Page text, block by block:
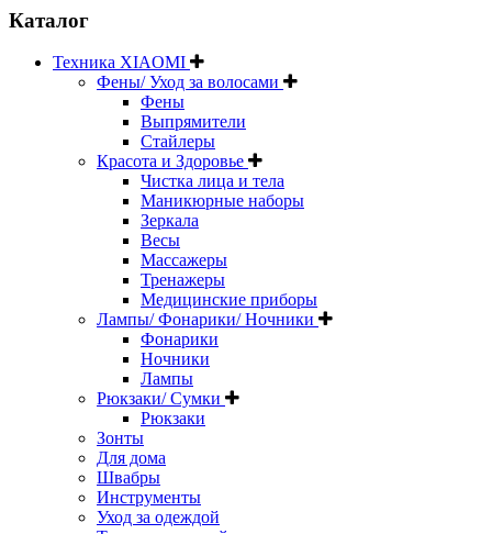
Каталог
Техника XIAOMI
Фены/ Уход за волосами
Фены
Выпрямители
Стайлеры
Красота и Здоровье
Чистка лица и тела
Маникюрные наборы
Зеркала
Весы
Массажеры
Тренажеры
Медицинские приборы
Лампы/ Фонарики/ Ночники
Фонарики
Ночники
Лампы
Рюкзаки/ Сумки
Рюкзаки
Зонты
Для дома
Швабры
Инструменты
Уход за одеждой